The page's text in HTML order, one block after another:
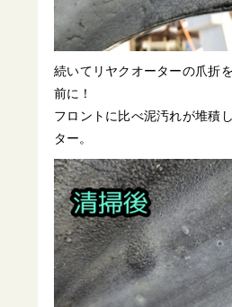
続いてリヤクオーターの爪折
前に！
フロントに比べ泥汚れが堆積
ター。